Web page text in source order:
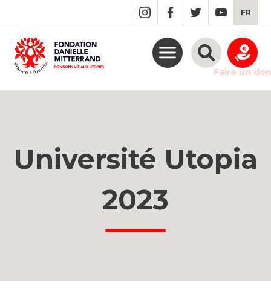
MAIN
CONTENT
FR
Faire un don
Université Utopia
2023